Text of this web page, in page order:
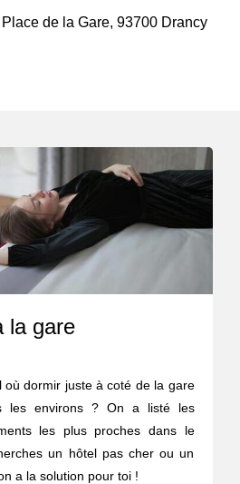
Place de la Gare, 93700 Drancy
la gare
où dormir juste à coté de la gare
les environs ? On a listé les
les plus proches dans le
un hôtel pas cher ou un
a la solution pour toi !